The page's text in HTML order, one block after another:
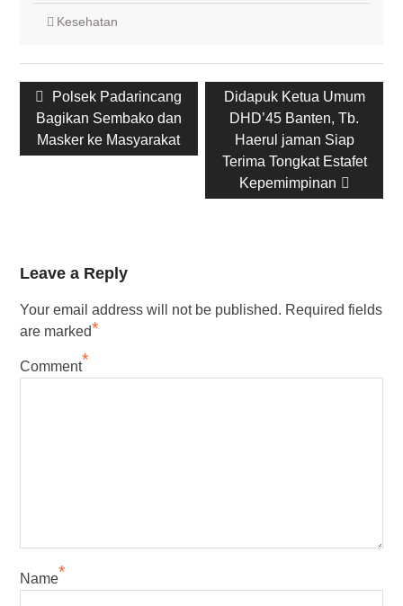
Kesehatan
navigation
Previous
post:
Polsek Padarincang
Bagikan Sembako dan
Masker ke Masyarakat
Next
post:
Didapuk Ketua Umum
DHD’45 Banten, Tb.
Haerul jaman Siap
Terima Tongkat Estafet
Kepemimpinan
Leave a Reply
Your email address will not be published. Required fields
are marked*
Comment*
Name*